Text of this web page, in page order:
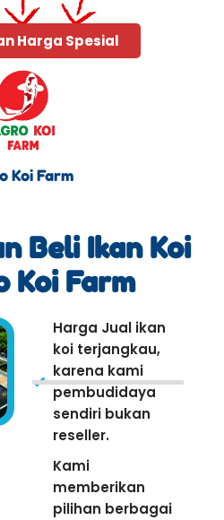
Harga Spesial
Koi Farm
Beli Ikan Koi
Koi Farm
Harga Jual ikan
koi terjangkau,
karena kami
pembudidaya
sendiri bukan
reseller.
Kami
memberikan
pilihan berbagai